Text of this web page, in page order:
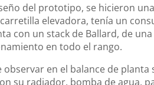
del prototipo, se hicieron
elevadora, tenía un
con un stack de Ballard, de
en todo el rango.
observar en el balance de
su radiador, bomba de agua,